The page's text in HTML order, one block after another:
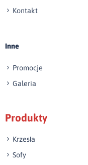
Kontakt
Inne
Promocje
Galeria
Produkty
Krzesła
Sofy